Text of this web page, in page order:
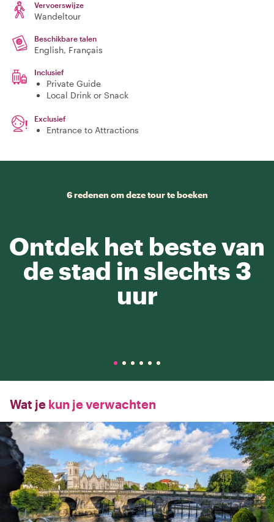
Vervoerswijze
Wandeltour
Beschikbare talen
English, Français
Inclusief
Private Guide
Local Drink or Snack
Exclusief
Entrance to Attractions
6 redenen om deze tour te boeken
Ontdek het beste van
de stad in slechts 3
uur
Wat je kun je verwachten